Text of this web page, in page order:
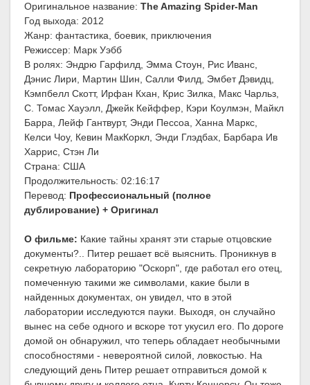
Оригинальное название: The Amazing Spider-Man
Год выхода: 2012
Жанр: фантастика, боевик, приключения
Режиссер: Марк Уэбб
В ролях: Эндрю Гарфилд, Эмма Стоун, Рис Иванс,
Дэнис Лири, Мартин Шин, Салли Филд, Эмбет Дэвидц,
Кэмпбелл Скотт, Ирфан Кхан, Крис Зилка, Макс Чарльз,
С. Томас Хауэлл, Джейк Кейффер, Кэри Коулмэн, Майкл
Барра, Лейф Гантвурт, Энди Пессоа, Ханна Маркс,
Келси Чоу, Кевин МакКоркл, Энди Глэдбах, Барбара Ив
Харрис, Стэн Ли
Страна: США
Продолжительность: 02:16:17
Перевод: Профессиональный (полное
дублирование) + Оригинал
О фильме: Какие тайны хранят эти старые отцовские
документы?.. Питер решает всё выяснить. Проникнув в
секретную лабораторию "Оскорп", где работал его отец,
помеченную такими же символами, какие были в
найденных документах, он увидел, что в этой
лаборатории исследуются пауки. Выходя, он случайно
вынес на себе одного и вскоре тот укусил его. По дороге
домой он обнаружил, что теперь обладает необычными
способностями - невероятной силой, ловкостью. На
следующий день Питер решает отправиться домой к